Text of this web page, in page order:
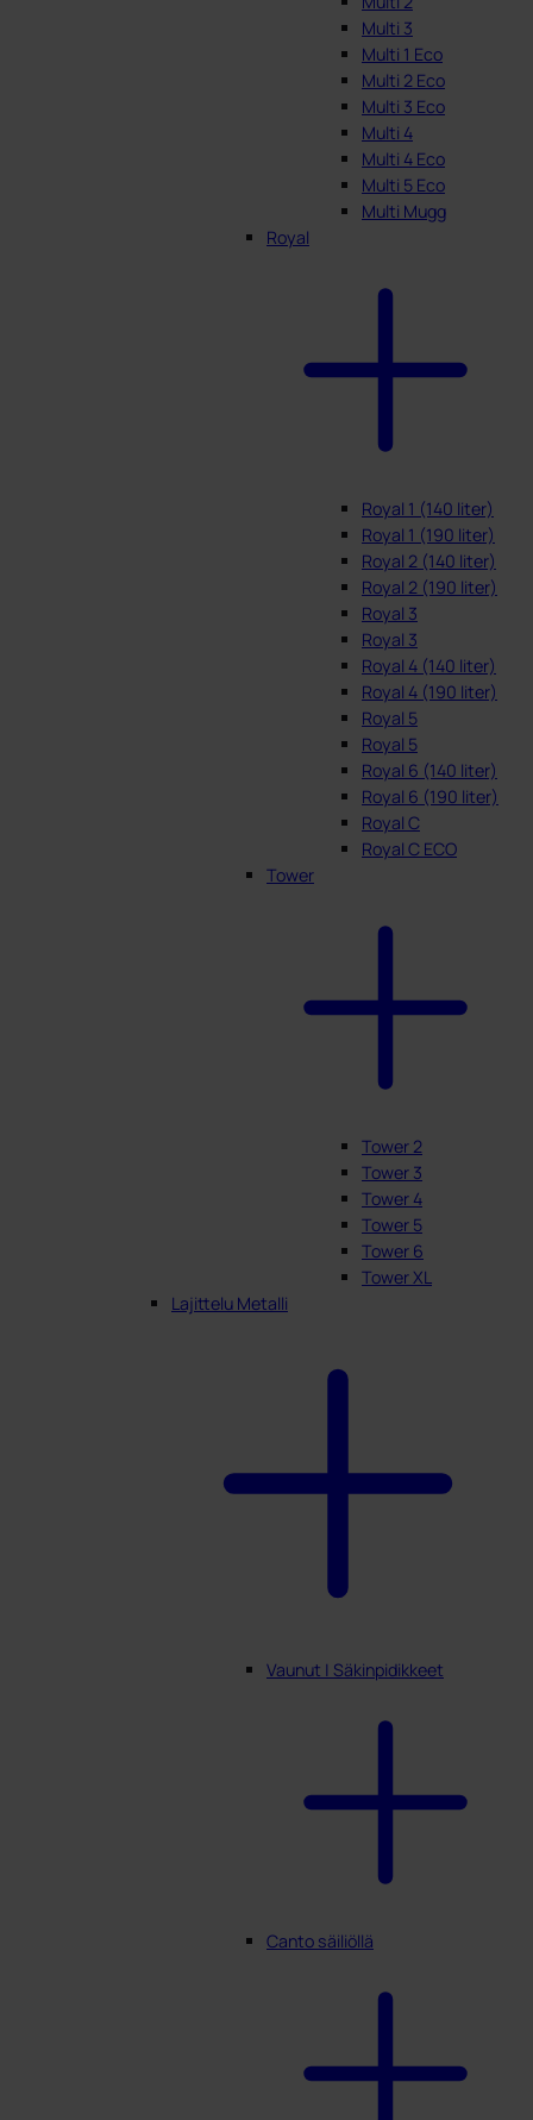
Multi 3
Multi 1 Eco
Multi 2 Eco
Multi 3 Eco
Multi 4
Multi 4 Eco
Multi 5 Eco
Multi Mugg
Royal
Royal 1 (140 liter)
Royal 1 (190 liter)
Royal 2 (140 liter)
Royal 2 (190 liter)
Royal 3
Royal 3
Royal 4 (140 liter)
Royal 4 (190 liter)
Royal 5
Royal 5
Royal 6 (140 liter)
Royal 6 (190 liter)
Royal C
Royal C ECO
Tower
Tower 2
Tower 3
Tower 4
Tower 5
Tower 6
Tower XL
Lajittelu Metalli
Vaunut | Säkinpidikkeet
Canto säiliöllä